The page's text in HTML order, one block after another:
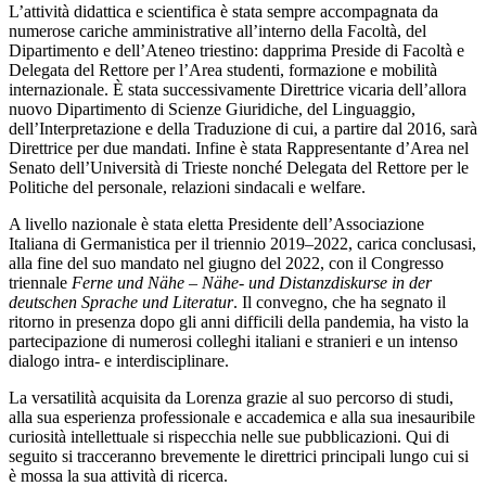
L’attività didattica e scientifica è stata sempre accompagnata da
numerose cariche amministrative all’interno della Facoltà, del
Dipartimento e dell’Ateneo triestino: dapprima Preside di Facoltà e
Delegata del Rettore per l’Area studenti, formazione e mobilità
internazionale. È stata successivamente Direttrice vicaria dell’allora
nuovo Dipartimento di Scienze Giuridiche, del Linguaggio,
dell’Interpretazione e della Traduzione di cui, a partire dal 2016, sarà
Direttrice per due mandati. Infine è stata Rappresentante d’Area nel
Senato dell’Università di Trieste nonché Delegata del Rettore per le
Politiche del personale, relazioni sindacali e welfare.
A livello nazionale è stata eletta Presidente dell’Associazione
Italiana di Germanistica per il triennio 2019–2022, carica conclusasi,
alla fine del suo mandato nel giugno del 2022, con il Congresso
triennale Ferne und Nähe – Nähe- und Distanzdiskurse in der
deutschen Sprache und Literatur. Il convegno, che ha segnato il
ritorno in presenza dopo gli anni difficili della pandemia, ha visto la
partecipazione di numerosi colleghi italiani e stranieri e un intenso
dialogo intra- e interdisciplinare.
La versatilità acquisita da Lorenza grazie al suo percorso di studi,
alla sua esperienza professionale e accademica e alla sua inesauribile
curiosità intellettuale si rispecchia nelle sue pubblicazioni. Qui di
seguito si tracceranno brevemente le direttrici principali lungo cui si
è mossa la sua attività di ricerca.